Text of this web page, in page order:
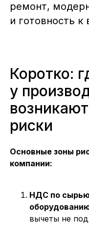
ремонт,
и готовность
Коротко:
у
риски
Основные зоны
компании:
НДС по
вычеты не